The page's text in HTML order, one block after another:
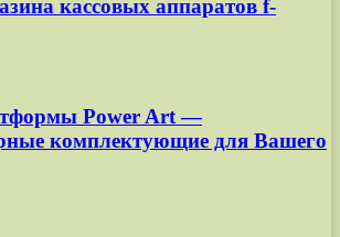
кассовых аппаратов f-
Power Art —
комплектующие для Вашего